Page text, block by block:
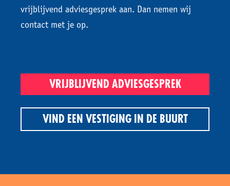
vrijblijvend adviesgesprek aan. Dan nemen wij
contact met je op.
VRIJBLIJVEND ADVIESGESPREK
VIND EEN VESTIGING IN DE BUURT